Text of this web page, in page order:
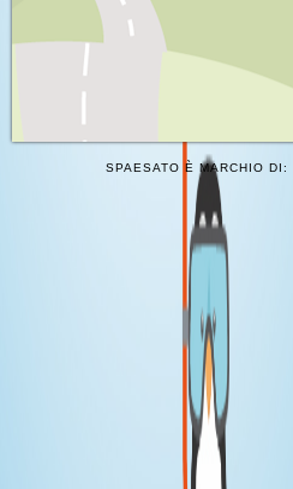
SPAESATO È MARCHIO DI: